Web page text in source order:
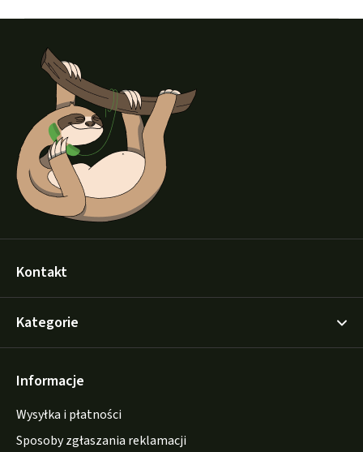
S
Kontakt
Kategorie
Informacje
Wysyłka i płatności
Sposoby zgłaszania reklamacji